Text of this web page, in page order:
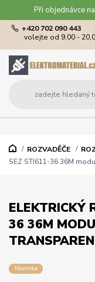
Při objednávce
+420 702 090 443
volejte od 9,00 -
ROZVADĚČE
SEZ STI611-36 36M
ELEKTRICKÝ
36 36M
Novinka